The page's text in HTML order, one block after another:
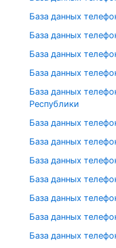
База данных
База данных
База данных
База данных
База данных
Республики
База данных
База данных
База данных
База данных
База данных
База данных
База данных